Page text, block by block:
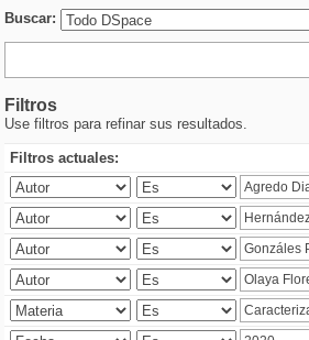
Buscar:
Filtros
Use filtros para refinar sus resultados.
Filtros actuales: